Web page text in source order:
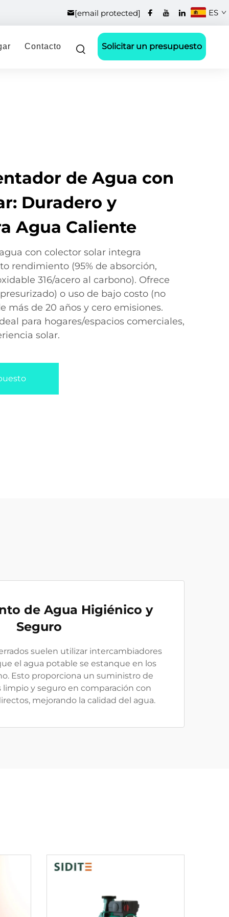
[email protected] ES
Contacto Solicitar un presupuesto
de Agua con
Duradero y
Agua Caliente
con colector solar integra
rendimiento (95% de absorción,
316/acero al carbono). Ofrece
o uso de bajo costo (no
más de 20 años y cero emisiones.
para hogares/espacios comerciales,
solar.
de Agua Higiénico y
Seguro
suelen utilizar intercambiadores
el agua potable se estanque en los
Esto proporciona un suministro de
limpio y seguro en comparación con
mejorando la calidad del agua.